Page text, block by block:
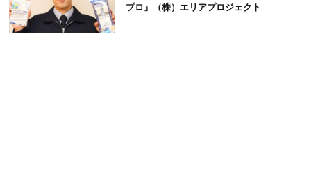
プロ』（株）エリアプロジェクト